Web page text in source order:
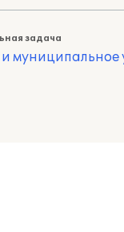
задача
муниципальное